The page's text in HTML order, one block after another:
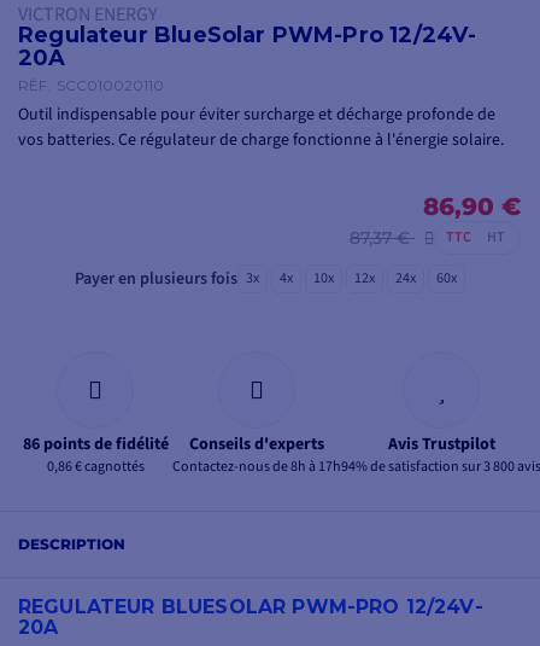
VICTRON ENERGY
Regulateur BlueSolar PWM-Pro 12/24V-
20A
RÉF. SCC010020110
Outil indispensable pour éviter surcharge et décharge profonde de
vos batteries. Ce régulateur de charge fonctionne à l'énergie solaire.
86,90 €
87,37 € TTC HT
Payer en plusieurs fois 3x 4x 10x 12x 24x 60x
86 points de fidélité
0,86 € cagnottés
Conseils d'experts
Contactez-nous de 8h à 17h
Avis Trustpilot
94% de satisfaction sur 3 800 avis
DESCRIPTION
REGULATEUR BLUESOLAR PWM-PRO 12/24V-
20A